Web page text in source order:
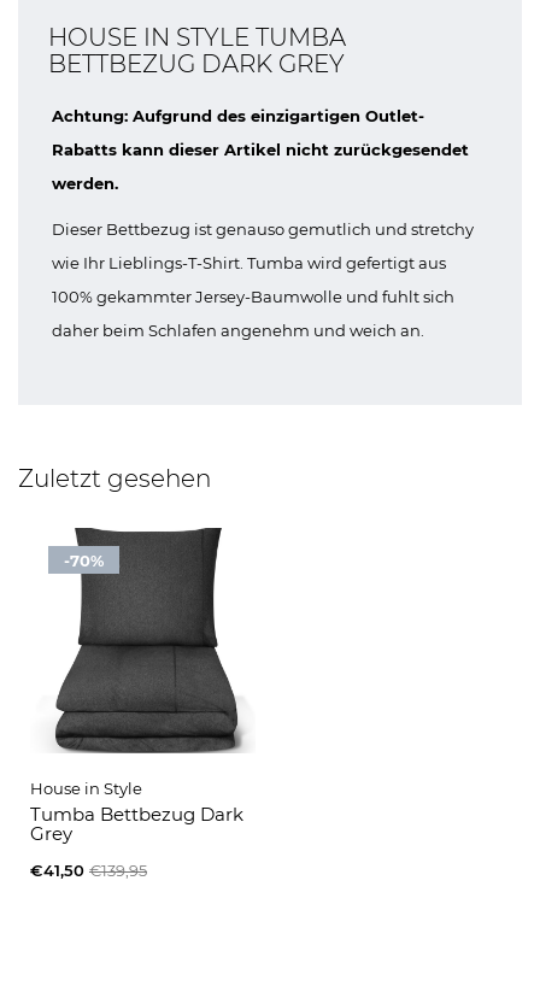
HOUSE IN STYLE TUMBA
BETTBEZUG DARK GREY
Achtung: Aufgrund des einzigartigen Outlet-
Rabatts kann dieser Artikel nicht zurückgesendet
werden.
Dieser Bettbezug ist genauso gemutlich und stretchy
wie Ihr Lieblings-T-Shirt. Tumba wird gefertigt aus
100% gekammter Jersey-Baumwolle und fuhlt sich
daher beim Schlafen angenehm und weich an.
Zuletzt gesehen
-70%
House in Style
Tumba Bettbezug Dark
Grey
€41,50 €139,95